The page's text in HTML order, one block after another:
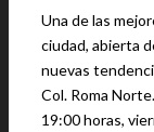
Una de las
ciudad, abierta
nuevas
Col. Roma
19:00 horas,